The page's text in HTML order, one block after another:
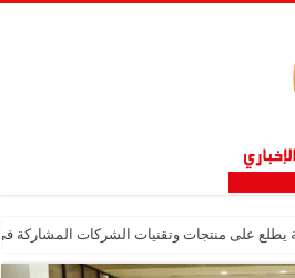
على منتجات وتقنيات الشركات المشاركة في